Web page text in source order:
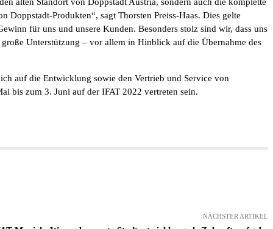
Produkten“, sagt Thorsten Preiss-Haas. Dies gelte
für uns und unsere Kunden. Besonders stolz sind wir, dass uns
Unterstützung – vor allem in Hinblick auf die Übernahme des
auf die Entwicklung sowie den Vertrieb und Service von
bis zum 3. Juni auf der IFAT 2022 vertreten sein.
NÄCHSTER ARTIKEL